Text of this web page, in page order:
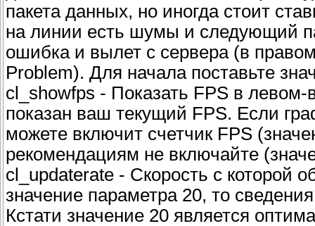
пакета данных, но иногда стоит
на линии есть шумы и следующий
ошибка и вылет с сервера (в
Problem). Для начала поставьте
cl_showfps - Показать FPS в левом-
показан ваш текущий FPS. Если
можете включит счетчик FPS
рекомендациям не включайте
cl_updaterate - Cкорость с которой
значение параметра 20, то
Кстати значение 20 является